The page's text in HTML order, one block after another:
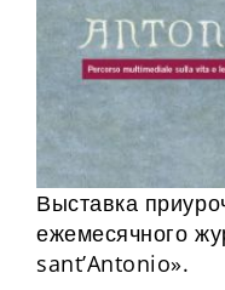
Выставка
ежемесячного
sant’Antonio».